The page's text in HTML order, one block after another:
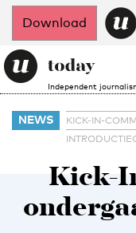
Download
Independent
NEWS KICK-IN-
Kick-